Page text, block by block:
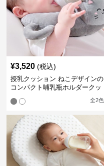
¥3,520 (税込)
授乳クッション ねこデザインの
コンパクト哺乳瓶ホルダークッ
全2色